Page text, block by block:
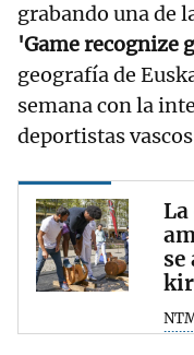
grabando una de
'Game recognize
geografía de
semana con la
deportistas
se